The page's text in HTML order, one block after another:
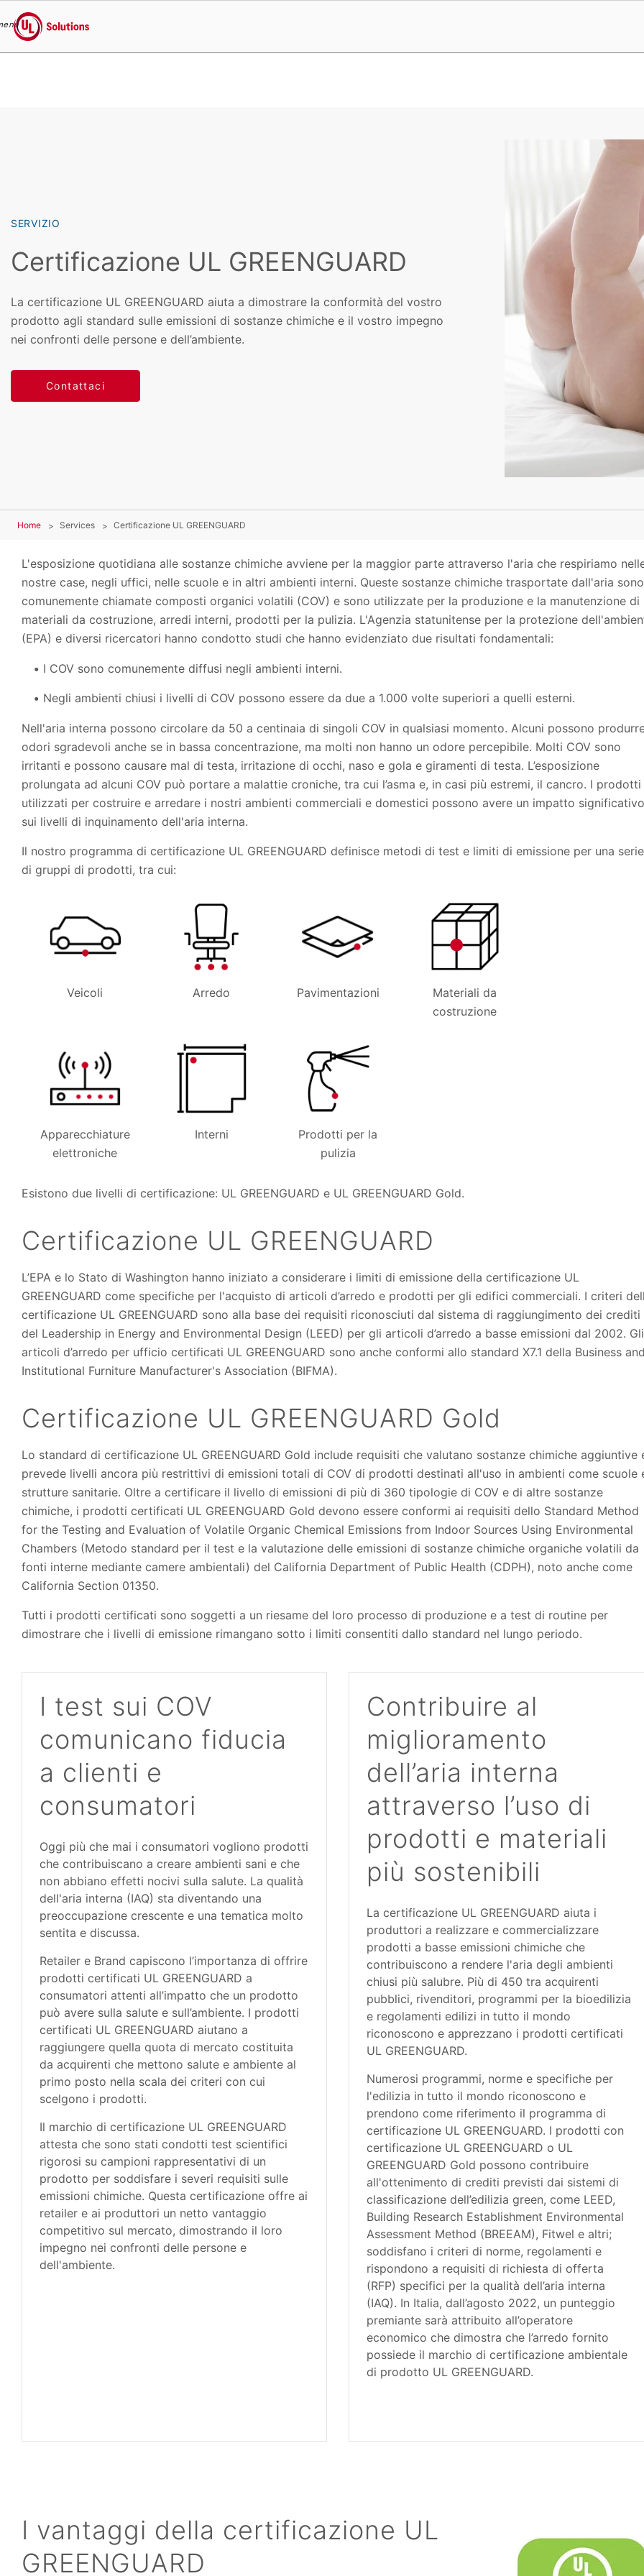
UL Solutions
SERVIZIO
Certificazione UL GREENGUARD
La certificazione UL GREENGUARD aiuta a dimostrare la conformità del vostro
prodotto agli standard sulle emissioni di sostanze chimiche e il vostro impegno
nei confronti delle persone e dell’ambiente.
Contattaci
Home Services Certificazione UL GREENGUARD
L'esposizione quotidiana alle sostanze chimiche avviene per la maggior parte attraverso l'aria che respiriamo
nostre case, negli uffici, nelle scuole e in altri ambienti interni. Queste sostanze chimiche trasportate dall'aria sono
comunemente chiamate composti organici volatili (COV) e sono utilizzate per la produzione e la manutenzione di
materiali da costruzione, arredi interni, prodotti per la pulizia. L'Agenzia statunitense per la protezione
(EPA) e diversi ricercatori hanno condotto studi che hanno evidenziato due risultati fondamentali:
I COV sono comunemente diffusi negli ambienti interni.
Negli ambienti chiusi i livelli di COV possono essere da due a 1.000 volte superiori a quelli esterni.
Nell'aria interna possono circolare da 50 a centinaia di singoli COV in qualsiasi momento. Alcuni possono
odori sgradevoli anche se in bassa concentrazione, ma molti non hanno un odore percepibile. Molti COV sono
irritanti e possono causare mal di testa, irritazione di occhi, naso e gola e giramenti di testa. L’esposizione
prolungata ad alcuni COV può portare a malattie croniche, tra cui l’asma e, in casi più estremi, il cancro. I prodotti
utilizzati per costruire e arredare i nostri ambienti commerciali e domestici possono avere un impatto significativo
sui livelli di inquinamento dell'aria interna.
Il nostro programma di certificazione UL GREENGUARD definisce metodi di test e limiti di emissione per una serie
di gruppi di prodotti, tra cui:
Veicoli Arredo Pavimentazioni
Materiali da
costruzione
Apparecchiature
elettroniche
Interni
Prodotti per la
pulizia
Esistono due livelli di certificazione: UL GREENGUARD e UL GREENGUARD Gold.
Certificazione UL GREENGUARD
L’EPA e lo Stato di Washington hanno iniziato a considerare i limiti di emissione della certificazione UL
GREENGUARD come specifiche per l'acquisto di articoli d’arredo e prodotti per gli edifici commerciali. I criteri
certificazione UL GREENGUARD sono alla base dei requisiti riconosciuti dal sistema di raggiungimento dei crediti
del Leadership in Energy and Environmental Design (LEED) per gli articoli d’arredo a basse emissioni dal 2002. Gli
articoli d’arredo per ufficio certificati UL GREENGUARD sono anche conformi allo standard X7.1 della Business and
Institutional Furniture Manufacturer's Association (BIFMA).
Certificazione UL GREENGUARD Gold
Lo standard di certificazione UL GREENGUARD Gold include requisiti che valutano sostanze chimiche aggiuntive
prevede livelli ancora più restrittivi di emissioni totali di COV di prodotti destinati all'uso in ambienti come scuole
strutture sanitarie. Oltre a certificare il livello di emissioni di più di 360 tipologie di COV e di altre sostanze
chimiche, i prodotti certificati UL GREENGUARD Gold devono essere conformi ai requisiti dello Standard Method
for the Testing and Evaluation of Volatile Organic Chemical Emissions from Indoor Sources Using Environmental
Chambers (Metodo standard per il test e la valutazione delle emissioni di sostanze chimiche organiche volatili da
fonti interne mediante camere ambientali) del California Department of Public Health (CDPH), noto anche come
California Section 01350.
Tutti i prodotti certificati sono soggetti a un riesame del loro processo di produzione e a test di routine per
dimostrare che i livelli di emissione rimangano sotto i limiti consentiti dallo standard nel lungo periodo.
I test sui COV
comunicano fiducia
a clienti e
consumatori
Oggi più che mai i consumatori vogliono prodotti
che contribuiscano a creare ambienti sani e che
non abbiano effetti nocivi sulla salute. La qualità
dell'aria interna (IAQ) sta diventando una
preoccupazione crescente e una tematica molto
sentita e discussa.
Retailer e Brand capiscono l’importanza di offrire
prodotti certificati UL GREENGUARD a
consumatori attenti all’impatto che un prodotto
può avere sulla salute e sull’ambiente. I prodotti
certificati UL GREENGUARD aiutano a
raggiungere quella quota di mercato costituita
da acquirenti che mettono salute e ambiente al
primo posto nella scala dei criteri con cui
scelgono i prodotti.
Il marchio di certificazione UL GREENGUARD
attesta che sono stati condotti test scientifici
rigorosi su campioni rappresentativi di un
prodotto per soddisfare i severi requisiti sulle
emissioni chimiche. Questa certificazione offre ai
retailer e ai produttori un netto vantaggio
competitivo sul mercato, dimostrando il loro
impegno nei confronti delle persone e
dell'ambiente.
Contribuire al
miglioramento
dell’aria interna
attraverso l’uso di
prodotti e materiali
più sostenibili
La certificazione UL GREENGUARD aiuta i
produttori a realizzare e commercializzare
prodotti a basse emissioni chimiche che
contribuiscono a rendere l'aria degli ambienti
chiusi più salubre. Più di 450 tra acquirenti
pubblici, rivenditori, programmi per la bioedilizia
e regolamenti edilizi in tutto il mondo
riconoscono e apprezzano i prodotti certificati
UL GREENGUARD.
Numerosi programmi, norme e specifiche per
l'edilizia in tutto il mondo riconoscono e
prendono come riferimento il programma di
certificazione UL GREENGUARD. I prodotti con
certificazione UL GREENGUARD o UL
GREENGUARD Gold possono contribuire
all'ottenimento di crediti previsti dai sistemi di
classificazione dell’edilizia green, come LEED,
Building Research Establishment Environmental
Assessment Method (BREEAM), Fitwel e altri;
soddisfano i criteri di norme, regolamenti e
rispondono a requisiti di richiesta di offerta
(RFP) specifici per la qualità dell’aria interna
(IAQ). In Italia, dall’agosto 2022, un punteggio
premiante sarà attribuito all’operatore
economico che dimostra che l’arredo fornito
possiede il marchio di certificazione ambientale
di prodotto UL GREENGUARD.
I vantaggi della certificazione UL
GREENGUARD